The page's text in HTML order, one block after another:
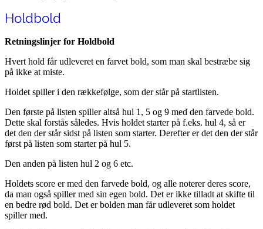
Holdbold
Retningslinjer for Holdbold
Hvert hold får udleveret en farvet bold, som man skal bestræbe sig
på ikke at miste.
Holdet spiller i den rækkefølge, som der står på startlisten.
Den første på listen spiller altså hul 1, 5 og 9 med den farvede bold.
Dette skal forstås således. Hvis holdet starter på f.eks. hul 4, så er
det den der står sidst på listen som starter. Derefter er det den der står
først på listen som starter på hul 5.
Den anden på listen hul 2 og 6 etc.
Holdets score er med den farvede bold, og alle noterer deres score,
da man også spiller med sin egen bold. Det er ikke tilladt at skifte til
en bedre rød bold. Det er bolden man får udleveret som holdet
spiller med.